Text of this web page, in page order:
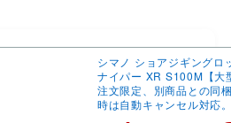
シマノ ショアジギングロ
ナイパー XR S100M【大
注文限定、別商品との同
時は自動キャンセル対応